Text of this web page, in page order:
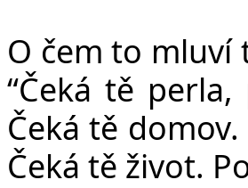
O čem to mluví
“Čeká tě
Čeká tě
Čeká tě život.